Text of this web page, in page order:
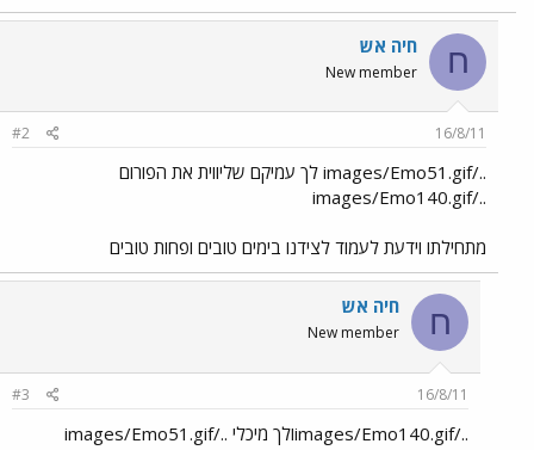
ח חיה אש
New member
16/8/11
#2
../images/Emo51.gif לך עמיקם שליווית את הפורום
../images/Emo140.gif
מתחילתו וידעת לעמוד לצידנו בימים טובים ופחות טובים
ח חיה אש
New member
16/8/11
#3
../images/Emo140.gifולך מיכלי ../images/Emo51.gif